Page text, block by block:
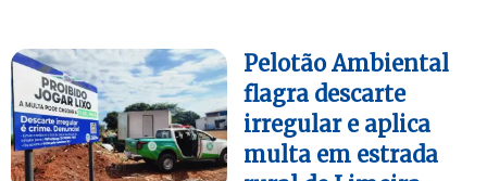
Pelotão Ambiental
flagra descarte
irregular e aplica
multa em estrada